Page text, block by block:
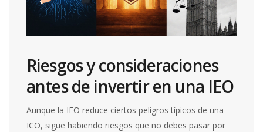
Riesgos y consideraciones
antes de invertir en una IEO
Aunque la IEO reduce ciertos peligros típicos de una
ICO, sigue habiendo riesgos que no debes pasar por